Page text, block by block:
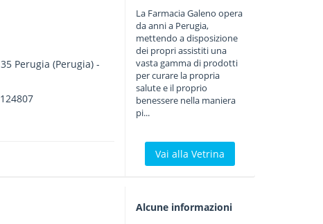
Perugia (Perugia) -
La Farmacia Galeno opera
da anni a Perugia,
mettendo a disposizione
dei propri assistiti una
vasta gamma di prodotti
per curare la propria
salute e il proprio
benessere nella maniera
pi...
Vai alla Vetrina
Alcune informazioni